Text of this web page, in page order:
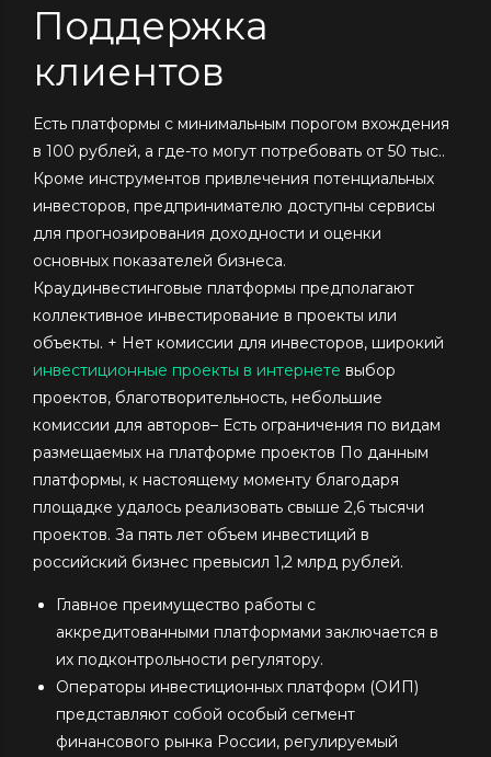
Поддержка
клиентов
Есть платформы с минимальным порогом вхождения
в 100 рублей, а где-то могут потребовать от 50 тыс..
Кроме инструментов привлечения потенциальных
инвесторов, предпринимателю доступны сервисы
для прогнозирования доходности и оценки
основных показателей бизнеса.
Краудинвестинговые платформы предполагают
коллективное инвестирование в проекты или
объекты. + Нет комиссии для инвесторов, широкий
инвестиционные проекты в интернете выбор
проектов, благотворительность, небольшие
комиссии для авторов– Есть ограничения по видам
размещаемых на платформе проектов По данным
платформы, к настоящему моменту благодаря
площадке удалось реализовать свыше 2,6 тысячи
проектов. За пять лет объем инвестиций в
российский бизнес превысил 1,2 млрд рублей.
Главное преимущество работы с
аккредитованными платформами заключается в
их подконтрольности регулятору.
Операторы инвестиционных платформ (ОИП)
представляют собой особый сегмент
финансового рынка России, регулируемый